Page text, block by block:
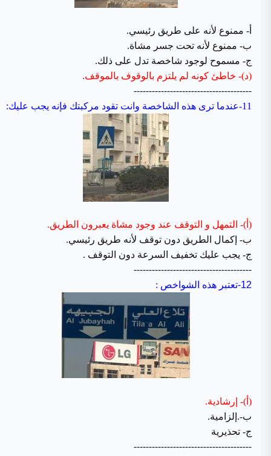
أ- ممنوع لأنه على طريق رئيسي.
ب- ممنوع لأنه تحت جسر مشاة.
ج- مسموح لوجود شاخصة تدل على ذلك.
(د)- خاطئ كونه لم يلتزم بالوقوف بالموقف.
---------------------------------------
11-عندما ترى هذه الشاخصة وانت تقود مركبتك فإنه يجب عليك:
(أ)- التمهل و التوقف عند وجود مشاة يعبرون الطريق.
ب- إكمال الطريق دون توقف لأنه طريق رئيسي.
ج- يجب عليك تخفيف السرعة دون التوقف .
---------------------------------------
12- تعتبر هذه الشواخص :
(أ)- إرشادية.
ب-.إلزامية.
ج- تحذيرية
---------------------------------------